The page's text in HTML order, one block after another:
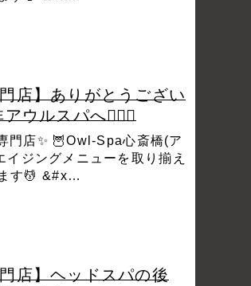
店】ありがとうござい
ウルスパへ💆🏻‍♀️
門店✨ 🦉Owl-Spa心斎橋(ア
ジングメニューを取り揃え
す💆 &#x…
店】ヘッドスパの後